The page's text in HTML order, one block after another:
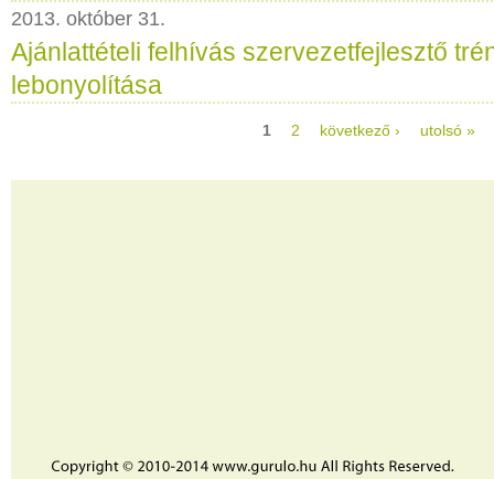
2013. október 31.
Ajánlattételi felhívás szervezetfejlesztő
lebonyolítása
1 2 következő › utolsó »